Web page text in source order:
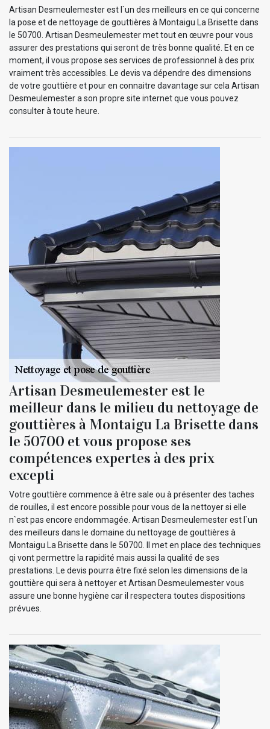
Artisan Desmeulemester est l`un des meilleurs en ce qui concerne
la pose et de nettoyage de gouttières à Montaigu La Brisette dans
le 50700. Artisan Desmeulemester met tout en œuvre pour vous
assurer des prestations qui seront de très bonne qualité. Et en ce
moment, il vous propose ses services de professionnel à des prix
vraiment très accessibles. Le devis va dépendre des dimensions
de votre gouttière et pour en connaitre davantage sur cela Artisan
Desmeulemester a son propre site internet que vous pouvez
consulter à toute heure.
Artisan Desmeulemester est le
meilleur dans le milieu du nettoyage de
gouttières à Montaigu La Brisette dans
le 50700 et vous propose ses
compétences expertes à des prix
excepti
Votre gouttière commence à être sale ou à présenter des taches
de rouilles, il est encore possible pour vous de la nettoyer si elle
n`est pas encore endommagée. Artisan Desmeulemester est l`un
des meilleurs dans le domaine du nettoyage de gouttières à
Montaigu La Brisette dans le 50700. Il met en place des techniques
qi vont permettre la rapidité mais aussi la qualité de ses
prestations. Le devis pourra être fixé selon les dimensions de la
gouttière qui sera à nettoyer et Artisan Desmeulemester vous
assure une bonne hygiène car il respectera toutes dispositions
prévues.